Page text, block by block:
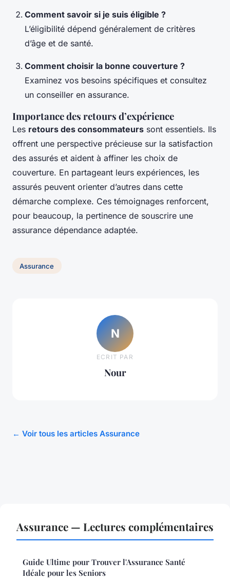
Comment savoir si je suis éligible ?
L’éligibilité dépend généralement de critères
d’âge et de santé.
Comment choisir la bonne couverture ?
Examinez vos besoins spécifiques et consultez
un conseiller en assurance.
Importance des retours d’expérience
Les retours des consommateurs sont essentiels. Ils
offrent une perspective précieuse sur la satisfaction
des assurés et aident à affiner les choix de
couverture. En partageant leurs expériences, les
assurés peuvent orienter d’autres dans cette
démarche complexe. Ces témoignages renforcent,
pour beaucoup, la pertinence de souscrire une
assurance dépendance adaptée.
Assurance
N
ECRIT PAR
Nour
← Voir tous les articles Assurance
Assurance — Lectures complémentaires
Guide Ultime pour Trouver l'Assurance Santé
Idéale pour les Seniors